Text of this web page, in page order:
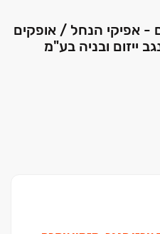
- אפיקי הנחל / אופקים
ייזום ובניה בע"מ